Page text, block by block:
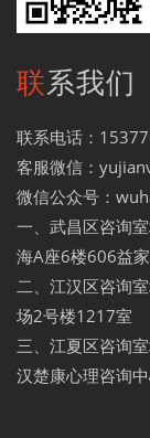
联系我们
联系电话：
客服微信：
微信公众号：
一、武昌区咨询
海A座6楼606益
二、江汉区咨询
场2号楼1217室
三、江夏区咨询
汉楚康心理咨询